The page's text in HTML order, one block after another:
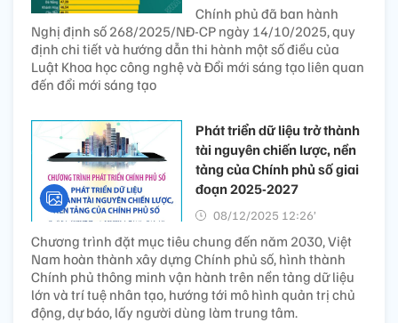
Chính phủ đã ban hành
Nghị định số 268/2025/NĐ-CP ngày 14/10/2025, quy
định chi tiết và hướng dẫn thi hành một số điều của
Luật Khoa học công nghệ và Đổi mới sáng tạo liên quan
đến đổi mới sáng tạo
Phát triển dữ liệu trở thành
tài nguyên chiến lược, nền
tảng của Chính phủ số giai
đoạn 2025-2027
08/12/2025 12:26’
Chương trình đặt mục tiêu chung đến năm 2030, Việt
Nam hoàn thành xây dựng Chính phủ số, hình thành
Chính phủ thông minh vận hành trên nền tảng dữ liệu
lớn và trí tuệ nhân tạo, hướng tới mô hình quản trị chủ
động, dự báo, lấy người dùng làm trung tâm.